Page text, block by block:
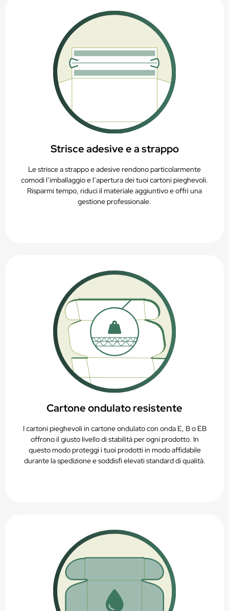
PAP20 – Riciclabile nella raccolta della carta
Strisce adesive e a strappo
Le strisce a strappo e adesive rendono particolarmente
comodi l’imballaggio e l’apertura dei tuoi cartoni pieghevoli.
Risparmi tempo, riduci il materiale aggiuntivo e offri una
gestione professionale.
Cartone ondulato resistente
I cartoni pieghevoli in cartone ondulato con onda E, B o EB
offrono il giusto livello di stabilità per ogni prodotto. In
questo modo proteggi i tuoi prodotti in modo affidabile
durante la spedizione e soddisfi elevati standard di qualità.